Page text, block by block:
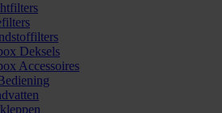
Deksels
Accessoires